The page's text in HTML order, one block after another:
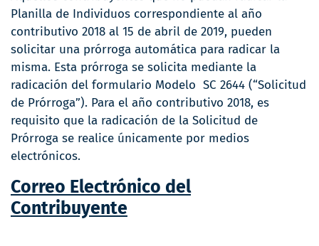
Planilla de Individuos correspondiente al año
contributivo 2018 al 15 de abril de 2019, pueden
solicitar una prórroga automática para radicar la
misma. Esta prórroga se solicita mediante la
radicación del formulario Modelo SC 2644 (“Solicitud
de Prórroga”). Para el año contributivo 2018, es
requisito que la radicación de la Solicitud de
Prórroga se realice únicamente por medios
electrónicos.
Correo Electrónico del
Contribuyente